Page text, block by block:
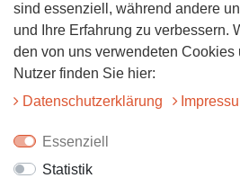
Folgt uns auf
Folgt uns auf
sind essenziell, während andere
und Ihre Erfahrung zu verbessern.
den von uns verwendeten Cookies
Nutzer finden Sie hier:
Daten­schutz­erklärung
Essenziell
Statistik